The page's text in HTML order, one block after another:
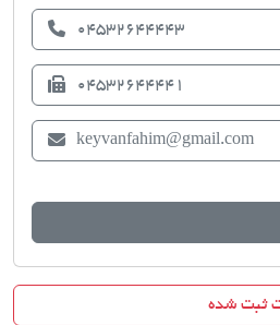
04532644443
04532644441
keyvanfahim@gmail.com
ثبت شده